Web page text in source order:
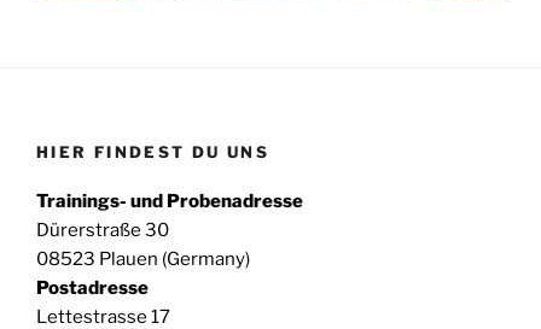
HIER FINDEST DU UNS
Trainings- und Probenadresse
Dürerstraße 30
08523 Plauen (Germany)
Postadresse
Lettestrasse 17